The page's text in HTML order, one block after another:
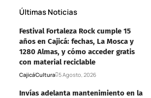
Últimas Noticias
Festival Fortaleza Rock cumple 15
años en Cajicá: fechas, La Mosca y
1280 Almas, y cómo acceder gratis
con material reciclable
CajicáCultura 5 Agosto, 2026
Invías adelanta mantenimiento en la